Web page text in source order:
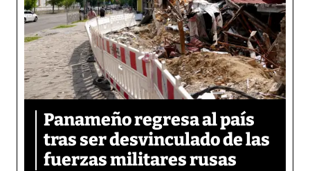
Panameño regresa al país
tras ser desvinculado de las
fuerzas militares rusas